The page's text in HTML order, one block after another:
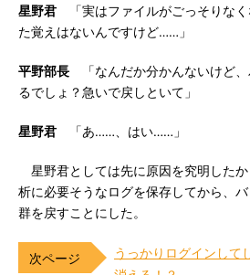
星野君 「実はファイルがごっそりな
た覚えはないんですけど……」
平野部長 「なんだか分かんないけど
るでしょ？急いで戻しといて」
星野君 「あ……、はい……」
星野君としては先に原因を究明した
析に必要そうなログを保存してから、
群を戻すことにした。
うっかりログインして